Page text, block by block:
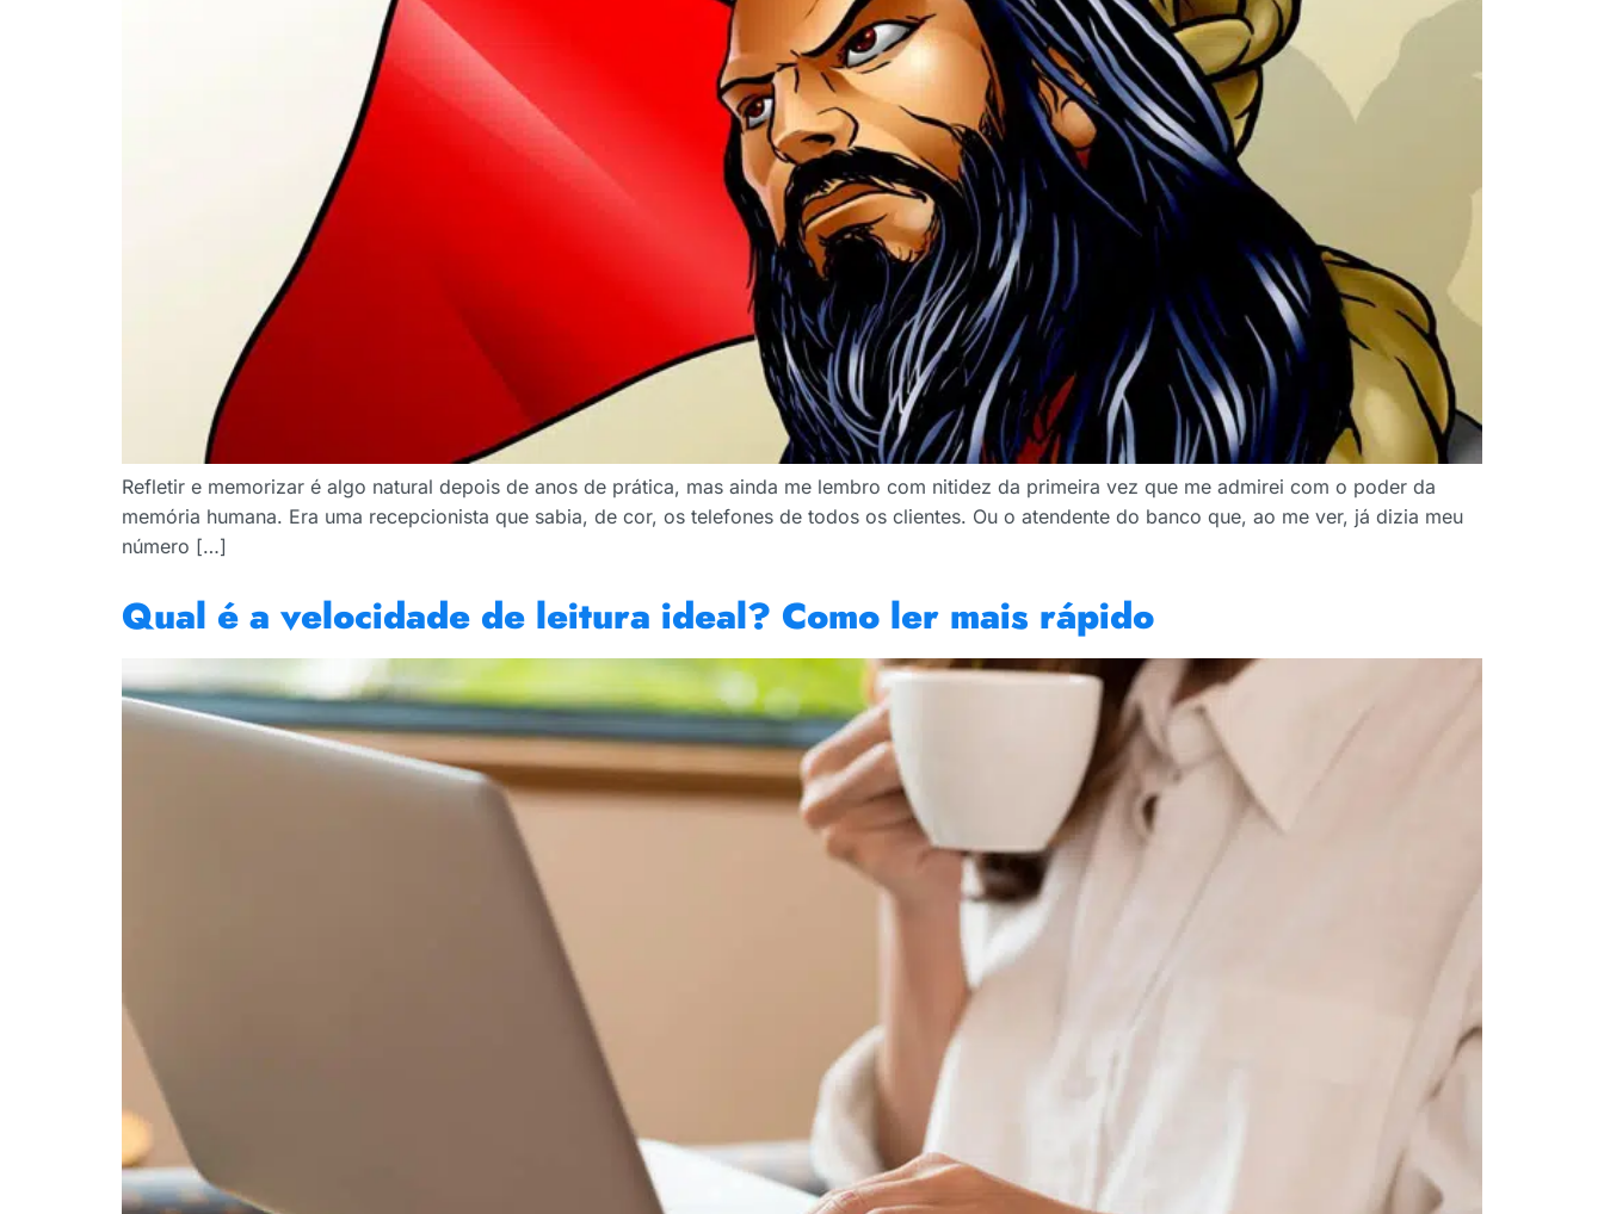
Refletir e memorizar é algo natural depois de anos de prática, mas ainda me lembro com nitidez da primeira vez que me admirei com o poder da
memória humana. Era uma recepcionista que sabia, de cor, os telefones de todos os clientes. Ou o atendente do banco que, ao me ver, já dizia meu
número […]
Qual é a velocidade de leitura ideal? Como ler mais rápido